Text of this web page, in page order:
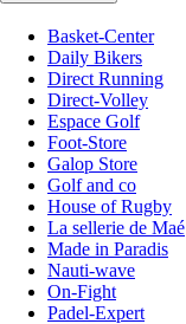
Basket-Center
Daily Bikers
Direct Running
Direct-Volley
Espace Golf
Foot-Store
Galop Store
Golf and co
House of Rugby
La sellerie de Maé
Made in Paradis
Nauti-wave
On-Fight
Padel-Expert